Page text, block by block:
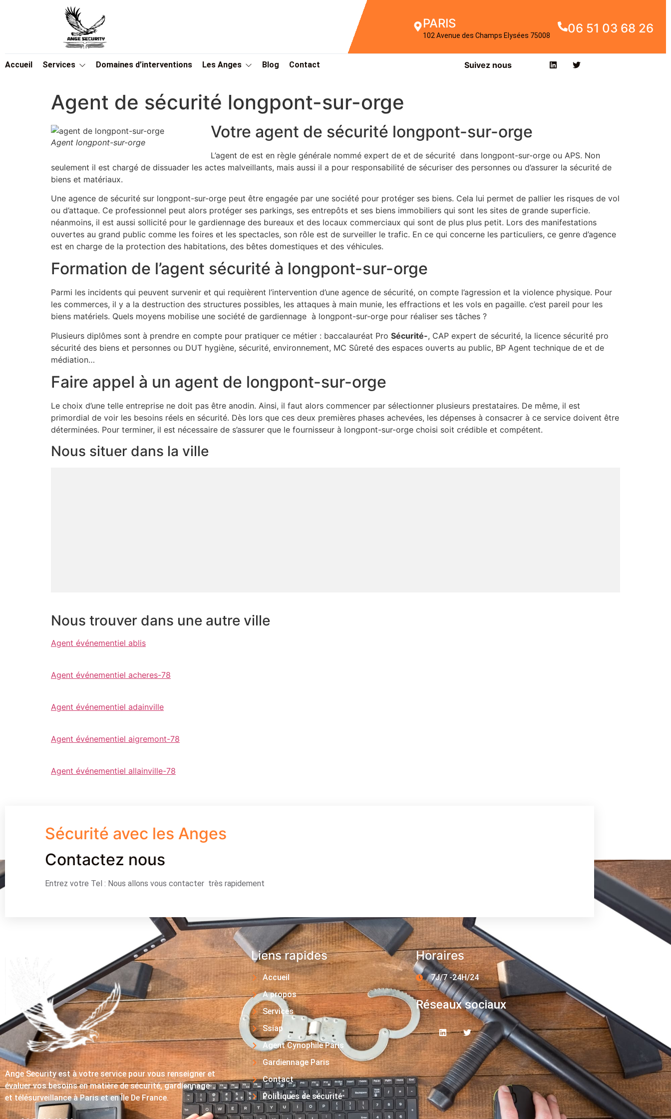
PARIS
102 Avenue des Champs Elysées 75008 06 51 03 68 26
Accueil Services Domaines d’interventions Les Anges Blog Contact Suivez nous
Agent de sécurité longpont-sur-orge
Agent longpont-sur-orge
Votre agent de sécurité longpont-sur-orge
L’agent de est en règle générale nommé expert de et de sécurité dans longpont-sur-orge ou APS. Non
seulement il est chargé de dissuader les actes malveillants, mais aussi il a pour responsabilité de sécuriser des personnes ou d’assurer la sécurité de
biens et matériaux.
Une agence de sécurité sur longpont-sur-orge peut être engagée par une société pour protéger ses biens. Cela lui permet de pallier les risques de vol
ou d’attaque. Ce professionnel peut alors protéger ses parkings, ses entrepôts et ses biens immobiliers qui sont les sites de grande superficie.
néanmoins, il est aussi sollicité pour le gardiennage des bureaux et des locaux commerciaux qui sont de plus plus petit. Lors des manifestations
ouvertes au grand public comme les foires et les spectacles, son rôle est de surveiller le trafic. En ce qui concerne les particuliers, ce genre d’agence
est en charge de la protection des habitations, des bêtes domestiques et des véhicules.
Formation de l’agent sécurité à longpont-sur-orge
Parmi les incidents qui peuvent survenir et qui requièrent l’intervention d’une agence de sécurité, on compte l’agression et la violence physique. Pour
les commerces, il y a la destruction des structures possibles, les attaques à main munie, les effractions et les vols en pagaille. c’est pareil pour les
biens matériels. Quels moyens mobilise une société de gardiennage à longpont-sur-orge pour réaliser ses tâches ?
Plusieurs diplômes sont à prendre en compte pour pratiquer ce métier : baccalauréat Pro Sécurité-, CAP expert de sécurité, la licence sécurité pro
sécurité des biens et personnes ou DUT hygiène, sécurité, environnement, MC Sûreté des espaces ouverts au public, BP Agent technique de et de
médiation…
Faire appel à un agent de longpont-sur-orge
Le choix d’une telle entreprise ne doit pas être anodin. Ainsi, il faut alors commencer par sélectionner plusieurs prestataires. De même, il est
primordial de voir les besoins réels en sécurité. Dès lors que ces deux premières phases achevées, les dépenses à consacrer à ce service doivent être
déterminées. Pour terminer, il est nécessaire de s’assurer que le fournisseur à longpont-sur-orge choisi soit crédible et compétent.
Nous situer dans la ville
Nous trouver dans une autre ville
Agent événementiel ablis
Agent événementiel acheres-78
Agent événementiel adainville
Agent événementiel aigremont-78
Agent événementiel allainville-78
Sécurité avec les Anges
Contactez nous
Entrez votre Tel : Nous allons vous contacter très rapidement
Ange Security est à votre service pour vous renseigner et
évaluer vos besoins en matière de sécurité, gardiennage
et télésurveillance à Paris et en Île De France.
Liens rapides
Accueil
A propos
Services
Ssiap
Agent Cynophile Paris
Gardiennage Paris
Contact
Politiques de sécurité
Horaires
7J/7 -24H/24
Réseaux sociaux